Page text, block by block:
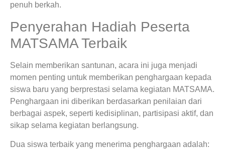
penuh berkah.
Penyerahan Hadiah Peserta
MATSAMA Terbaik
Selain memberikan santunan, acara ini juga menjadi
momen penting untuk memberikan penghargaan kepada
siswa baru yang berprestasi selama kegiatan MATSAMA.
Penghargaan ini diberikan berdasarkan penilaian dari
berbagai aspek, seperti kedisiplinan, partisipasi aktif, dan
sikap selama kegiatan berlangsung.
Dua siswa terbaik yang menerima penghargaan adalah: